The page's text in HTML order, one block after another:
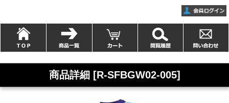
商品詳細 [R-SFBGW02-005]